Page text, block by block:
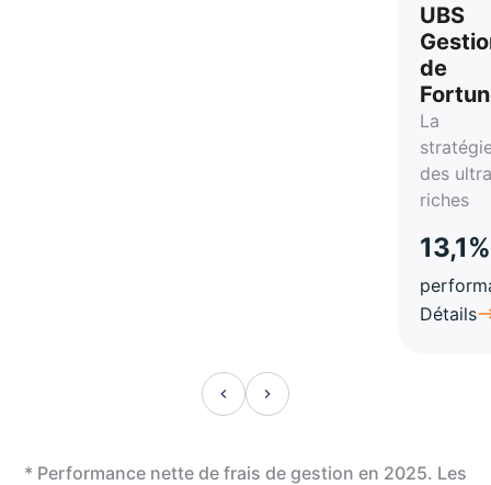
UBS
de
La
des
riches
13,1%
Détails
* Performance nette de frais de gestion en 2025. Les